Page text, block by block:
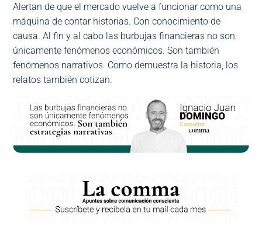
Alertan de que el mercado vuelve a funcionar como una
máquina de contar historias. Con conocimiento de
causa. Al fin y al cabo las burbujas financieras no son
únicamente fenómenos económicos. Son también
fenómenos narrativos. Como demuestra la historia, los
relatos también cotizan.